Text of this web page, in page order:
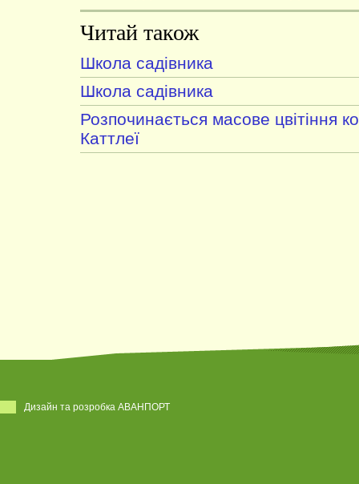
Читай також
Школа садівника
Школа садівника
Розпочинається масове цвітіння
Каттлеї
Дизайн та розробка АВАНПОРТ